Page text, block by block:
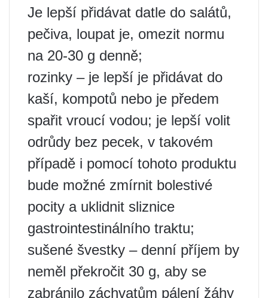
Je lepší přidávat datle do salátů,
pečiva, loupat je, omezit normu
na 20-30 g denně;
rozinky – je lepší je přidávat do
kaší, kompotů nebo je předem
spařit vroucí vodou; je lepší volit
odrůdy bez pecek, v takovém
případě i pomocí tohoto produktu
bude možné zmírnit bolestivé
pocity a uklidnit sliznice
gastrointestinálního traktu;
sušené švestky – denní příjem by
neměl překročit 30 g, aby se
zabránilo záchvatům pálení žáhy